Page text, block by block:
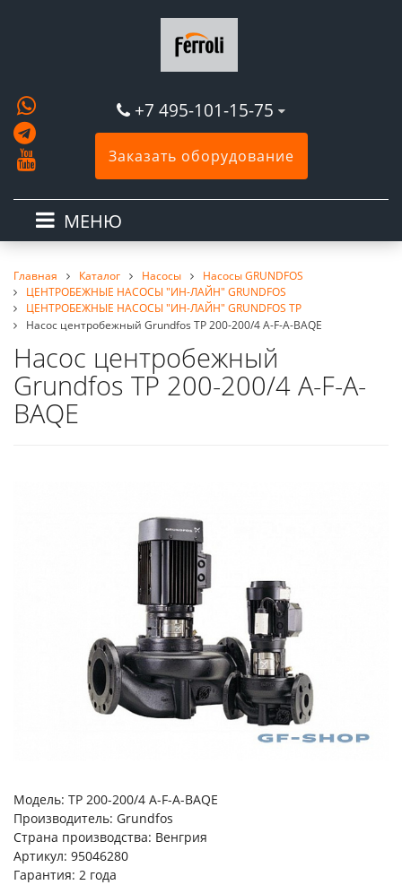
+7 495-101-15-75
Заказать оборудование
МЕНЮ
Главная Каталог Насосы
Насосы GRUNDFOS
ЦЕНТРОБЕЖНЫЕ НАСОСЫ "ИН-ЛАЙН" GRUNDFOS
ЦЕНТРОБЕЖНЫЕ НАСОСЫ "ИН-ЛАЙН" GRUNDFOS TP
Насос центробежный Grundfos TP 200-200/4 A-F-A-BAQE
Насос центробежный
Grundfos TP 200-200/4 A-F-A-
BAQE
Модель: TP 200-200/4 A-F-A-BAQE
Производитель: Grundfos
Страна производства: Венгрия
Артикул: 95046280
Гарантия: 2 года